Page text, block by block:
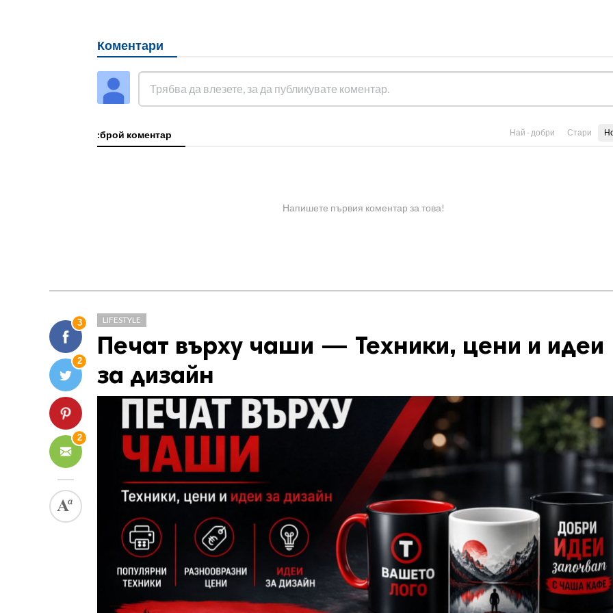
Коментари
:брой коментар Най - добри Стари
Напишете първия коментар за това!
3
2
2
LIFESTYLE
Печат върху чаши — Техники, цени и идеи
за дизайн